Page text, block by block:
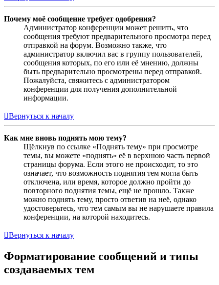
Почему моё сообщение требует одобрения?
Администратор конференции может решить, что
сообщения требуют предварительного просмотра перед
отправкой на форум. Возможно также, что
администратор включил вас в группу пользователей,
сообщения которых, по его или её мнению, должны
быть предварительно просмотрены перед отправкой.
Пожалуйста, свяжитесь с администратором
конференции для получения дополнительной
информации.
Вернуться к началу
Как мне вновь поднять мою тему?
Щёлкнув по ссылке «Поднять тему» при просмотре
темы, вы можете «поднять» её в верхнюю часть первой
страницы форума. Если этого не происходит, то это
означает, что возможность поднятия тем могла быть
отключена, или время, которое должно пройти до
повторного поднятия темы, ещё не прошло. Также
можно поднять тему, просто ответив на неё, однако
удостоверьтесь, что тем самым вы не нарушаете правила
конференции, на которой находитесь.
Вернуться к началу
Форматирование сообщений и типы
создаваемых тем